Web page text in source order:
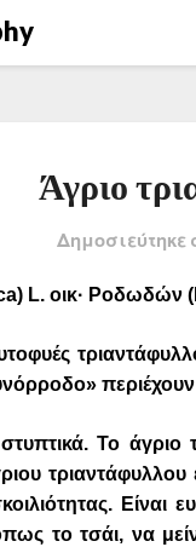
Άγριο
Δημοσιεύτηκε
L. οικ· Ροδωδών
Το άγριο
τριαντάφυλλου
Είναι
το τσάι, να